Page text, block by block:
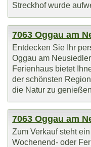
Streckhof wurde
7063 Oggau am
Entdecken Sie Ihr
Oggau am
Ferienhaus bietet
der schönsten
die Natur zu
7063 Oggau am
Zum Verkauf steht
Wochenend- oder